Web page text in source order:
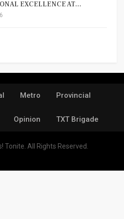
EXCELLENCE AT…
Metro Provincial
Opinion TXT Brigade
Tonite. All Rights Reserved.